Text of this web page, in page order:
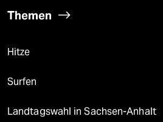
Themen
Hitze
Surfen
Landtagswahl in Sachsen-Anhalt